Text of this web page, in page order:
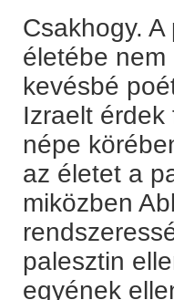
Csakhogy.
életébe
kevésbé
Izraelt
népe
az életet a
miközben
palesztin
egyének